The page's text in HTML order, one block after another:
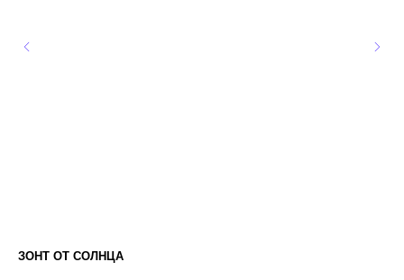
ЗОНТ ОТ СОЛНЦА